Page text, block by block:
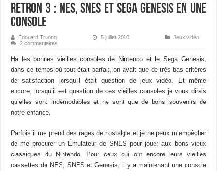
RetroN 3 : NES, SNES et Sega Genesis en une
console
Édouard Truong 5 juillet 2010
Jeux vidéo
2 commentaires
Ha les bonnes vieilles consoles de Nintendo et le Sega Genesis,
dans ce temps où tout était parfait, on avait que de très bas critères
de satisfaction lorsqu’il était question de jeux vidéo. Et même
encore, lorsqu’il est question de ces vieilles consoles je vous dirais
qu’elles sont indémodables et ne sont que de bons souvenirs de
notre enfance.
Parfois il me prend des rages de nostalgie et je ne peux m’empêcher
de me procurer un Émulateur de SNES pour jouer aux bons vieux
classiques du Nintendo. Pour ceux qui ont encore leurs vieilles
cassettes de NES, SNES et Genesis, il y a maintenant une console